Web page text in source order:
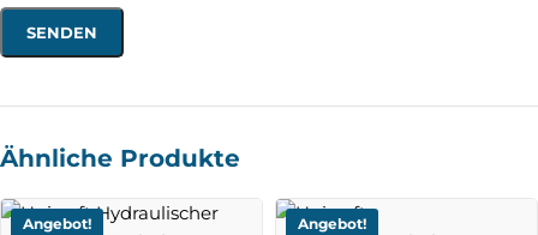
Ähnliche Produkte
Angebot! Angebot!